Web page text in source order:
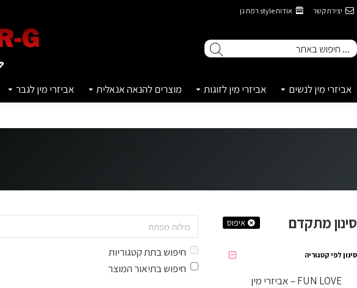
יצירת קשר אודות style רמת גן
אביזרי מין לנשים אביזרי מין לזוגות מוצרים להנאה אנאלית אביזרי מין לגבר
סינון מתקדם איפוס
סינון לפי קטגוריה
FUN LOVE – אביזרי מין
חיפוש בתת קטגוריות
חיפוש בתיאור המוצר